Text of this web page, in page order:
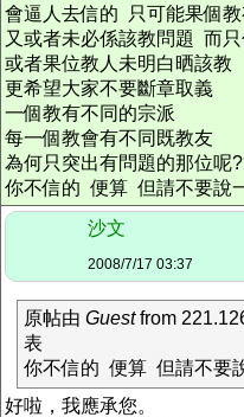
會逼人去信的 只可能果個教
又或者未必係該教問題 而
或者果位教人未明白晒該教
更希望大家不要斷章取義
一個教有不同的宗派
每一個教會有不同既教友
為何只突出有問題的那位呢
你不信的 便算 但請不要說
沙文
2008/7/17 03:37
原帖由 Guestfrom
表
你不信的 便算 但請不要
好啦，我應承您。